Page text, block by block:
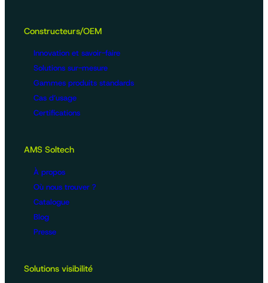
Constructeurs/OEM
Innovation et savoir-faire
Solutions sur-mesure
Gammes produits standards
Cas d’usage
Certifications
AMS Soltech
À propos
Où nous trouver ?
Catalogue
Blog
Presse
Solutions visibilité